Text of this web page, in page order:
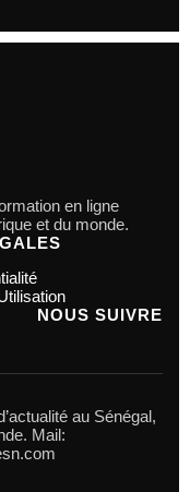
en ligne
et du monde.
NOUS SUIVRE
au Sénégal,
Mail: